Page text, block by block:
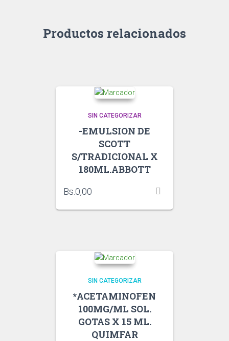
Productos relacionados
SIN CATEGORIZAR
-EMULSION DE
SCOTT
S/TRADICIONAL X
180ML.ABBOTT
Bs.0,00
SIN CATEGORIZAR
*ACETAMINOFEN
100MG/ML SOL.
GOTAS X 15 ML.
QUIMFAR